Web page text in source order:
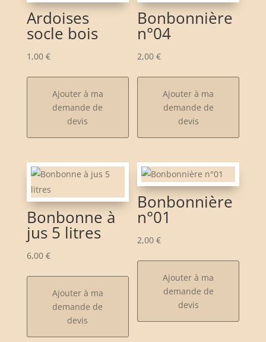
Ardoises
socle bois
1,00 €
Ajouter à ma
demande de
devis
Bonbonnière
n°04
2,00€
Ajouter à ma
demande de
devis
Bonbonne à
jus 5 litres
6,00 €
Ajouter à ma
demande de
devis
Bonbonnière
n°01
2,00€
Ajouter à ma
demande de
devis